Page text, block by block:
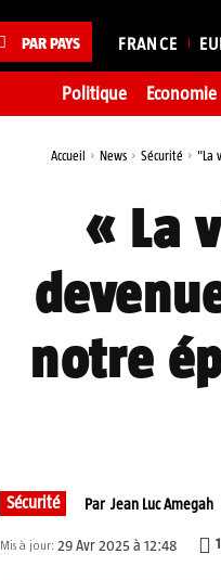
PAR PAYS FRANCE
Politique Economie
Accueil News Sécurité "La
« La
notre
Sécurité Par Jean Luc Amegah
Mis à jour: 29 Avr 2025 à 12:48 1